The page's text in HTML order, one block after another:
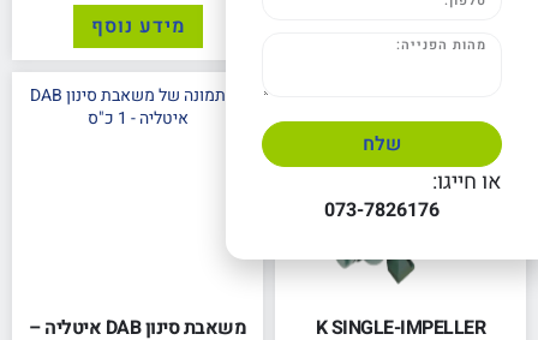
מידע נוסף
K SINGLE-IMPELLER
משאבת סינון DAB איטליה –
שלח
או חייגו:
073-7826176